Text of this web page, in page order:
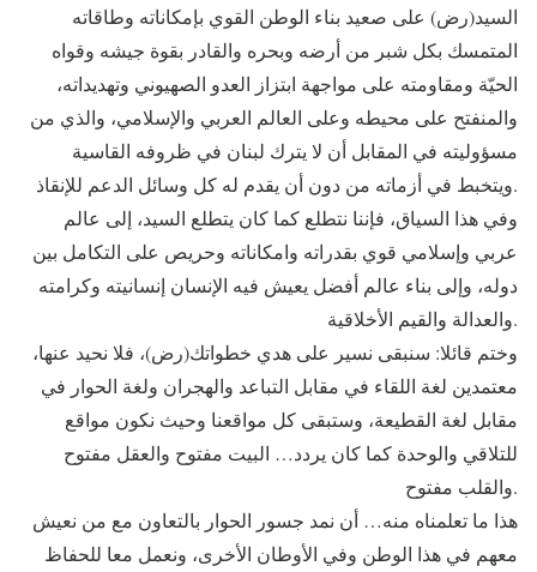
السيد(رض) على صعيد بناء الوطن القوي بإمكاناته وطاقاته
المتمسك بكل شبر من أرضه وبحره والقادر بقوة جيشه وقواه
الحيّة ومقاومته على مواجهة ابتزاز العدو الصهيوني وتهديداته،
والمنفتح على محيطه وعلى العالم العربي والإسلامي، والذي من
مسؤوليته في المقابل أن لا يترك لبنان في ظروفه القاسية
ويتخبط في أزماته من دون أن يقدم له كل وسائل الدعم للإنقاذ.
وفي هذا السياق، فإننا نتطلع كما كان يتطلع السيد، إلى عالم
عربي وإسلامي قوي بقدراته وامكاناته وحريص على التكامل بين
دوله، وإلى بناء عالم أفضل يعيش فيه الإنسان إنسانيته وكرامته
والعدالة والقيم الأخلاقية.
وختم قائلا: سنبقى نسير على هدي خطواتك(رض)، فلا نحيد عنها،
معتمدين لغة اللقاء في مقابل التباعد والهجران ولغة الحوار في
مقابل لغة القطيعة، وستبقى كل مواقعنا وحيث نكون مواقع
للتلاقي والوحدة كما كان يردد… البيت مفتوح والعقل مفتوح
والقلب مفتوح.
هذا ما تعلمناه منه… أن نمد جسور الحوار بالتعاون مع من نعيش
معهم في هذا الوطن وفي الأوطان الأخرى، ونعمل معا للحفاظ